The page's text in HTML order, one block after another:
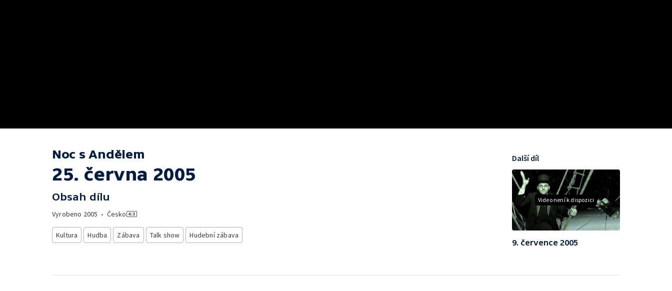
Noc s Andělem
25. června 2005
Obsah dílu
Vyrobeno 2005 • Česko
Kultura Hudba Zábava Talk show Hudební zábava
Video není k dispozici
Další díl
9. července 2005